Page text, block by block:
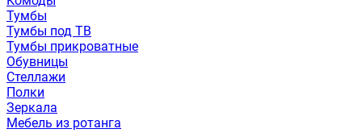
Тумбы
Тумбы под ТВ
Тумбы прикроватные
Обувницы
Стеллажи
Полки
Зеркала
Мебель из ротанга